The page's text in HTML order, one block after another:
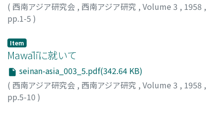
( 西南アジア研究会 , 西南アジア研究 , Volume 3 , 1958 ,
pp.1-5 )
Item
Mawālīに就いて
seinan-asia_003_5.pdf(342.64 KB)
( 西南アジア研究会 , 西南アジア研究 , Volume 3 , 1958 ,
pp.5-10 )